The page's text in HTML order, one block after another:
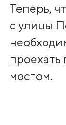
Теперь,
с улицы
проехать
мостом.